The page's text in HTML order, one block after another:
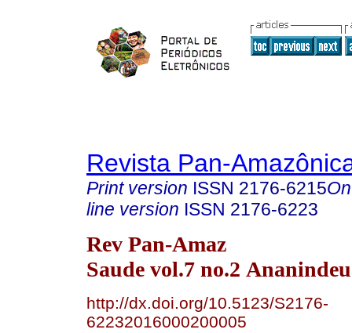
Revista Pan-
Print version ISSN 2176-6215
line version ISSN 2176-6223
Rev Pan-Amaz
Saude vol.7 no.2
http://dx.doi.org/10.5123/S2176-
62232016000200005